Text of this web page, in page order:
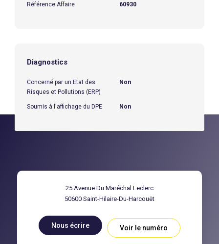
Référence Affaire 60930
Diagnostics
Concerné par un Etat des
Risques et Pollutions (ERP)
Non
Soumis à l'affichage du DPE Non
25 Avenue Du Maréchal Leclerc
50600 Saint-Hilaire-Du-Harcouët
Nous écrire Voir le numéro